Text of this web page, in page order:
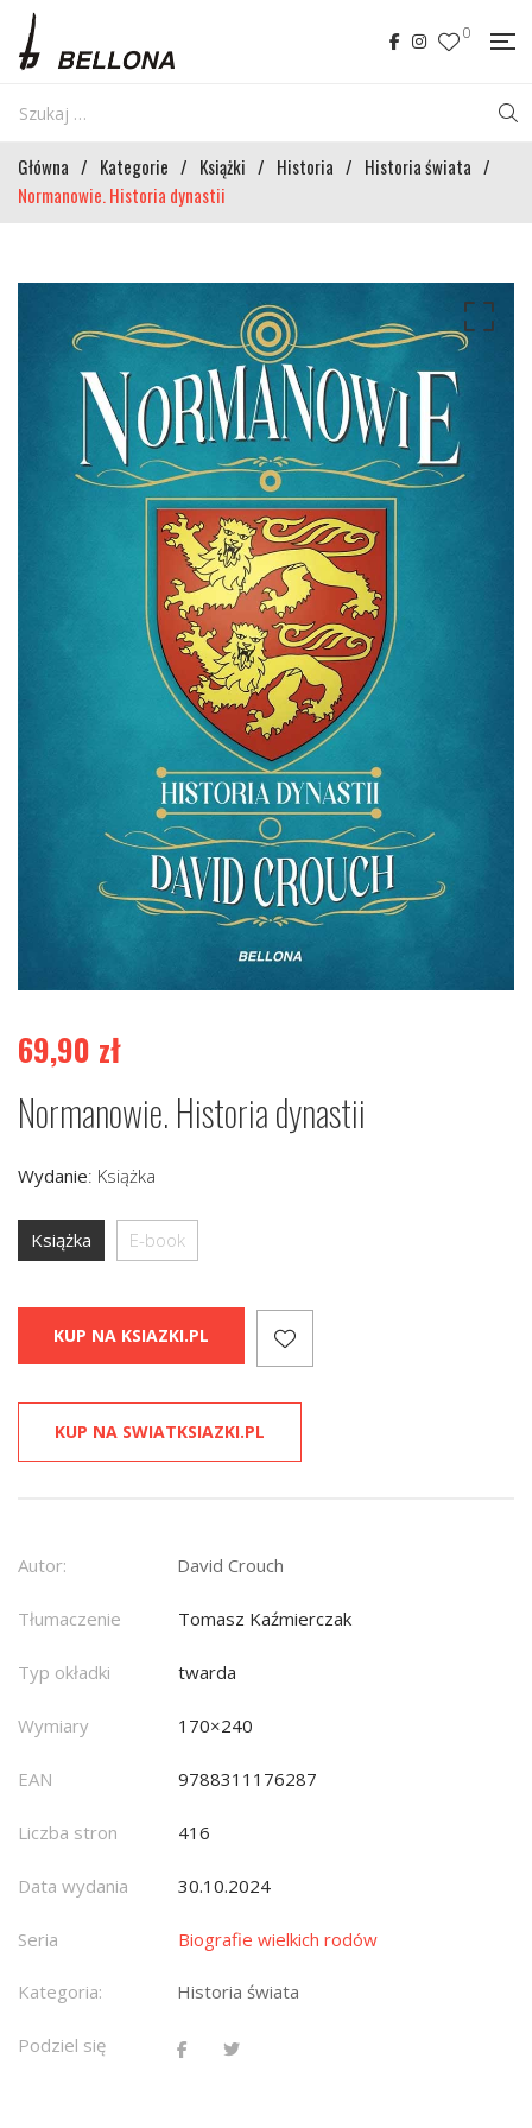
0
Główna / Kategorie / Książki / Historia / Historia świata /
Normanowie. Historia dynastii
69,90 zł
Normanowie. Historia dynastii
Wydanie: Książka
Książka E-book
KUP NA KSIAZKI.PL
KUP NA SWIATKSIAZKI.PL
Autor: David Crouch
Tłumaczenie Tomasz Kaźmierczak
Typ okładki twarda
Wymiary 170×240
EAN 9788311176287
Liczba stron 416
Data wydania 30.10.2024
Seria Biografie wielkich rodów
Kategoria: Historia świata
Podziel się